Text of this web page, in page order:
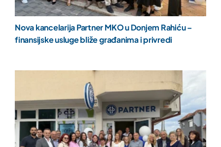
Nova kancelarija Partner MKO u Donjem Rahiću –
finansijske usluge bliže građanima i privredi